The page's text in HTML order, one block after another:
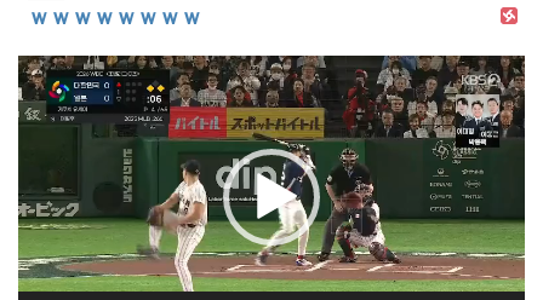
ｗｗｗｗｗｗｗｗ
動
画
プ
ヤ
ー